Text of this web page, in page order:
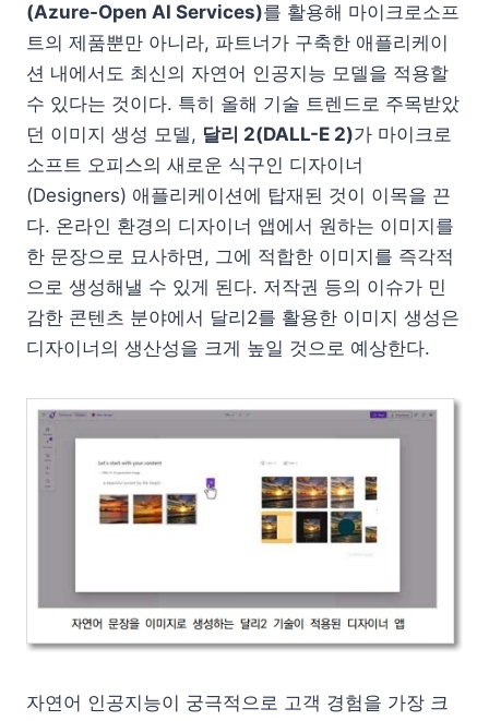
(Azure-Open AI Services)를 활용해 마이크로소프
트의 제품뿐만 아니라, 파트너가 구축한 애플리케이
션 내에서도 최신의 자연어 인공지능 모델을 적용할
수 있다는 것이다. 특히 올해 기술 트렌드로 주목받았
던 이미지 생성 모델, 달리 2(DALL-E 2)가 마이크로
소프트 오피스의 새로운 식구인 디자이너
(Designers) 애플리케이션에 탑재된 것이 이목을 끈
다. 온라인 환경의 디자이너 앱에서 원하는 이미지를
한 문장으로 묘사하면, 그에 적합한 이미지를 즉각적
으로 생성해낼 수 있게 된다. 저작권 등의 이슈가 민
감한 콘텐츠 분야에서 달리2를 활용한 이미지 생성은
디자이너의 생산성을 크게 높일 것으로 예상한다.
자연어 인공지능이 궁극적으로 고객 경험을 가장 크